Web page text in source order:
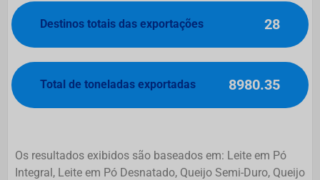
Destinos totais das exportações 28
Total de toneladas exportadas 8980.35
Os resultados exibidos são baseados em: Leite em Pó
Integral, Leite em Pó Desnatado, Queijo Semi-Duro, Queijo